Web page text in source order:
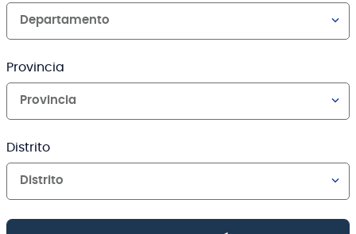
Departamento
Provincia
Provincia
Distrito
Distrito